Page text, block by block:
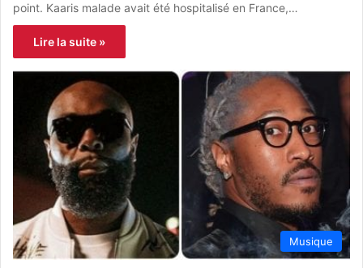
point. Kaaris malade avait été hospitalisé en France,…
Lire la suite »
Musique